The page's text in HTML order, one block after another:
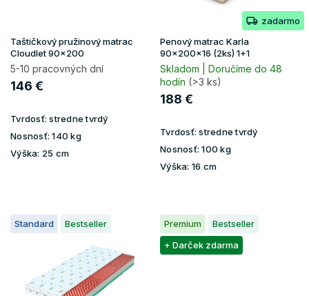
u
k
t
o
Taštičkový pružinový matrac
Cloudlet 90x200
5-10 pracovných dní
146 €
Tvrdosť: stredne tvrdý
Nosnosť: 140 kg
Výška: 25 cm
zadarmo
Penový matrac Karla
90x200x16 (2ks) 1+1
Skladom | Doručíme do 48
hodín (>3 ks)
188 €
Tvrdosť: stredne tvrdý
Nosnosť: 100 kg
Výška: 16 cm
Standard Bestseller Premium
Bestseller
+ Darček zdarma